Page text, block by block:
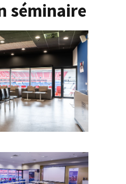
séminaire